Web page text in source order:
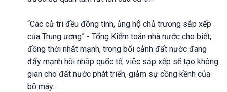
“Các cử tri đều đồng tình, ủng hộ chủ trương sắp xếp
của Trung ương” - Tổng Kiểm toán nhà nước cho biết;
đồng thời nhất mạnh, trong bối cảnh đất nước đang
đẩy mạnh hội nhập quốc tế, việc sắp xếp sẽ tạo không
gian cho đất nước phát triển, giảm sự cồng kềnh của
bộ máy.